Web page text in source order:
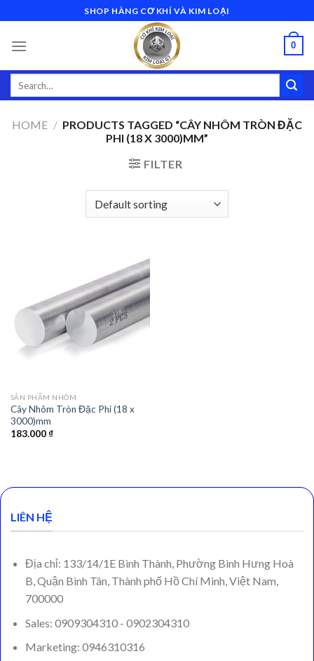
to
content
SHOP HÀNG CƠ KHÍ VÀ KIM LOẠI
0
Search
HOME / PRODUCTS TAGGED “CÂY NHÔM TRÒN ĐẶC
PHI (18 X 3000)MM”
FILTER
SẢN PHẨM NHÔM
Cây Nhôm Tròn Đặc Phi (18 x
3000)mm
183.000₫
LIÊN HỆ
Địa chỉ: 133/14/1E Bình Thành, Phường Bình Hưng Hoà
B, Quận Bình Tân, Thành phố Hồ Chí Minh, Việt Nam,
700000
Sales: 0909304310 - 0902304310
Marketing: 0946310316